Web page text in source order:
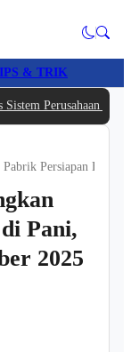
& TRIK
Perusahaan
Persiapan Bijih
Pani,
2025